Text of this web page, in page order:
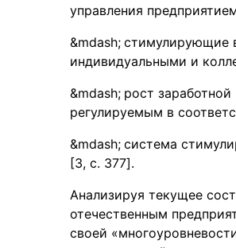
управления
стимулирующие
индивидуальными и
рост
регулируемым в
система
[3, c. 377].
Анализируя текущее
отечественным
своей